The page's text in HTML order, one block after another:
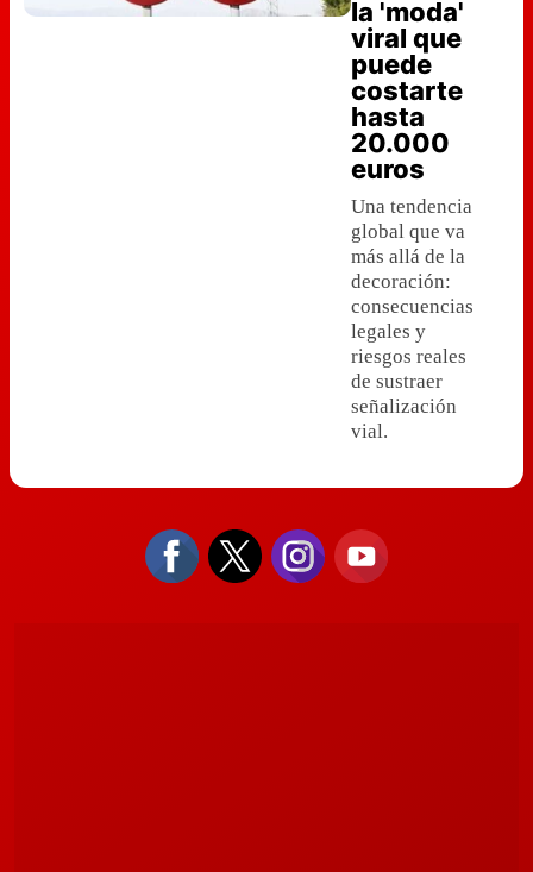
la 'moda'
viral que
puede
costarte
hasta
20.000
euros
Una tendencia
global que va
más allá de la
decoración:
consecuencias
legales y
riesgos reales
de sustraer
señalización
vial.